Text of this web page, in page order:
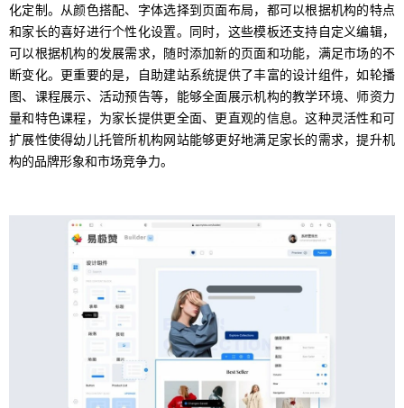
化定制。从颜色搭配、字体选择到页面布局，都可以根据机构的特点
和家长的喜好进行个性化设置。同时，这些模板还支持自定义编辑，
可以根据机构的发展需求，随时添加新的页面和功能，满足市场的不
断变化。更重要的是，自助建站系统提供了丰富的设计组件，如轮播
图、课程展示、活动预告等，能够全面展示机构的教学环境、师资力
量和特色课程，为家长提供更全面、更直观的信息。这种灵活性和可
扩展性使得幼儿托管所机构网站能够更好地满足家长的需求，提升机
构的品牌形象和市场竞争力。